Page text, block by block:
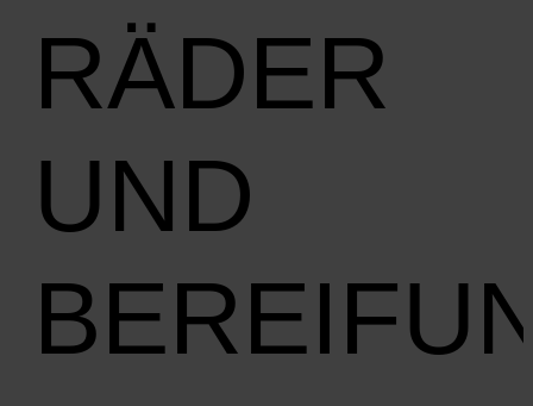
RÄDER
UND